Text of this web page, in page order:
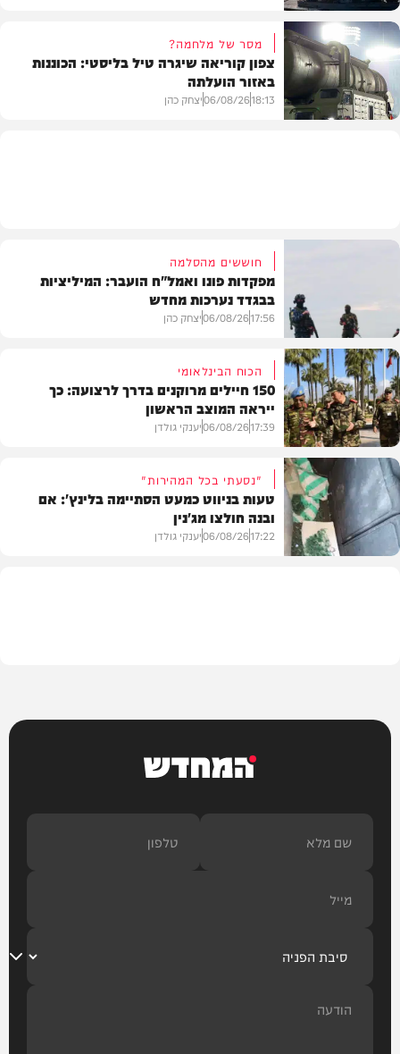
צבא וביטחון
מסר של מלחמה?
צפון קוריאה שיגרה טיל בליסטי: הכוננות
באזור הועלתה
18:13
06/08/26יצחק כהן
בעולם
חוששים מהסלמה
מפקדות פונו ואמל"ח הועבר: המיליציות
בבגדד נערכות מחדש
17:56
06/08/26יצחק כהן
צבא וביטחון
הכוח הבינלאומי
150 חיילים מרוקנים בדרך לרצועה: כך
ייראה המוצב הראשון
17:39
06/08/26יענקי גולדן
"נסעתי בכל המהירות"
טעות בניווט כמעט הסתיימה בלינץ': אם
ובנה חולצו מג'נין
17:22
06/08/26יענקי גולדן
המחדש